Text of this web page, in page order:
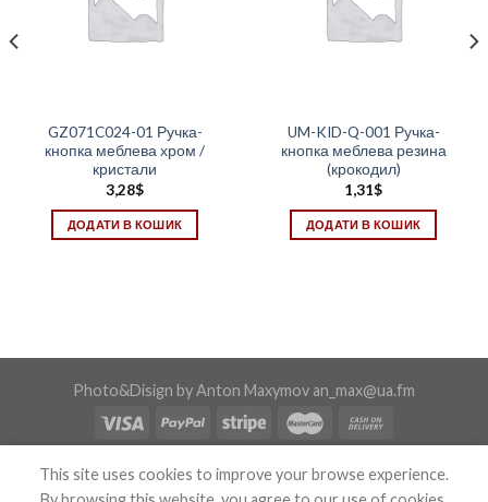
GZ071C024-01 Ручка-
кнопка меблева хром /
кристали
3,28$
ДОДАТИ В КОШИК
UM-KID-Q-001 Ручка-
кнопка меблева резина
(крокодил)
1,31$
ДОДАТИ В КОШИК
Photo&Disign by Anton Maxymov an_max@ua.fm
This site uses cookies to improve your browse experience.